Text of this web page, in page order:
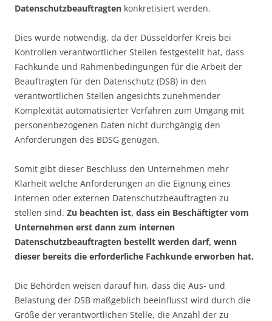
Datenschutzbeauftragten konkretisiert werden.
Dies wurde notwendig, da der Düsseldorfer Kreis bei
Kontrollen verantwortlicher Stellen festgestellt hat, dass
Fachkunde und Rahmenbedingungen für die Arbeit der
Beauftragten für den Datenschutz (DSB) in den
verantwortlichen Stellen angesichts zunehmender
Komplexität automatisierter Verfahren zum Umgang mit
personenbezogenen Daten nicht durchgängig den
Anforderungen des BDSG genügen.
Somit gibt dieser Beschluss den Unternehmen mehr
Klarheit welche Anforderungen an die Eignung eines
internen oder externen Datenschutzbeauftragten zu
stellen sind. Zu beachten ist, dass ein Beschäftigter vom
Unternehmen erst dann zum internen
Datenschutzbeauftragten bestellt werden darf, wenn
dieser bereits die erforderliche Fachkunde erworben hat.
Die Behörden weisen darauf hin, dass die Aus- und
Belastung der DSB maßgeblich beeinflusst wird durch die
Größe der verantwortlichen Stelle, die Anzahl der zu